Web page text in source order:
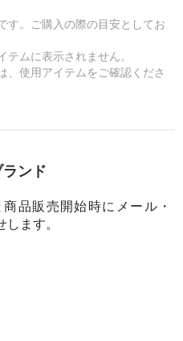
す。ご購入の際の目安としてお
ムに表示されません。
使用アイテムをご確認くださ
ンド
品販売開始時にメール・
します。